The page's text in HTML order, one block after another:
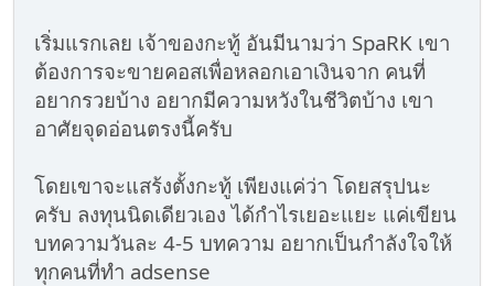
เริ่มแรกเลย เจ้าของกะทู้ อันมีนามว่า SpaRK เขา
ต้องการจะขายคอสเพื่อหลอกเอาเงินจาก คนที่
อยากรวยบ้าง อยากมีความหวังในชีวิตบ้าง เขา
อาศัยจุดอ่อนตรงนี้ครับ
โดยเขาจะแสร้งตั้งกะทู้ เพียงแค่ว่า โดยสรุปนะ
ครับ ลงทุนนิดเดียวเอง ได้กำไรเยอะแยะ แค่เขียน
บทความวันละ 4-5 บทความ อยากเป็นกำลังใจให้
ทุกคนที่ทำ adsense